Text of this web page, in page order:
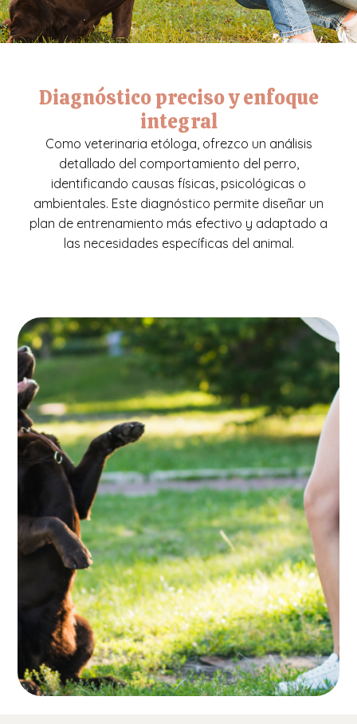
Diagnóstico preciso y enfoque
integral
Como veterinaria etóloga, ofrezco un análisis
detallado del comportamiento del perro,
identificando causas físicas, psicológicas o
ambientales. Este diagnóstico permite diseñar un
plan de entrenamiento más efectivo y adaptado a
las necesidades específicas del animal.